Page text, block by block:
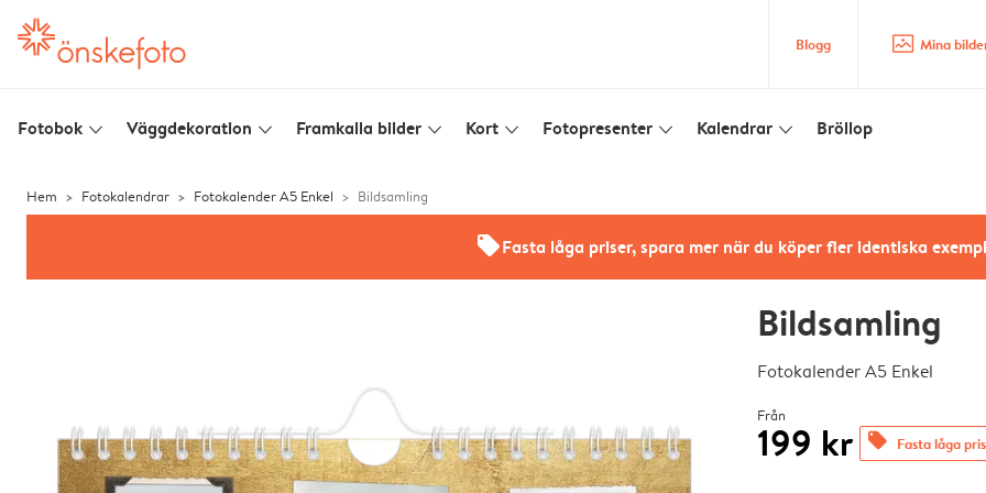
Blogg image_placeholder Mina
Fotobok slim_arrow_down Väggdekoration slim_arrow_down Framkalla bilder slim_arrow_down Kort slim_arrow_down Fotopresenter slim_arrow_down Kalendrar slim_arrow_down Bröllop
Hem Fotokalendrar Fotokalender A5 Enkel Bildsamling
offersFasta låga priser, spara mer när du köper fler identiska
Bildsamling
Fotokalender A5 Enkel
Från
199 kr offers Fasta låga